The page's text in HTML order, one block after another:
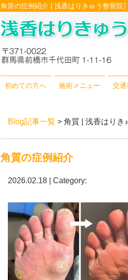
角質の症例紹介 | 浅香はりきゅう整骨院
初めての方へ 施術メニュー 交通
Blog記事一覧 > 角質 | 浅香はりき
角質の症例紹介
2026.02.18 | Category: